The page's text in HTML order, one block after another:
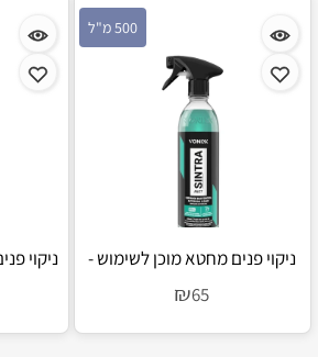
500 מ"ל
ניקוי פנים מחטא מוכן לשימוש -
₪65